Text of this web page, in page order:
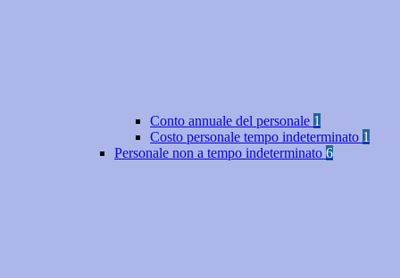
Conto annuale del personale 1
Costo personale tempo indeterminato 1
Personale non a tempo indeterminato 6